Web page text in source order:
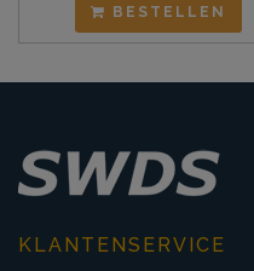
BESTELLEN
KLANTENSERVICE